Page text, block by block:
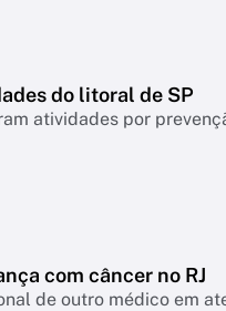
do litoral de SP
atividades por
com câncer no RJ
de outro médico em